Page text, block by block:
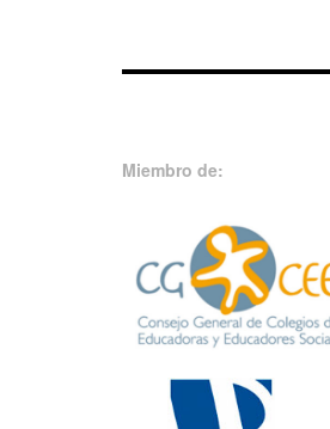
Miembro de: